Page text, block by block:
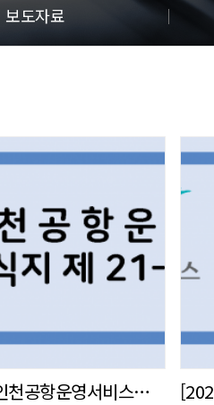
보도자료
[2021-5호] 인천공항운영서비스㈜ 사내 소식지 발간